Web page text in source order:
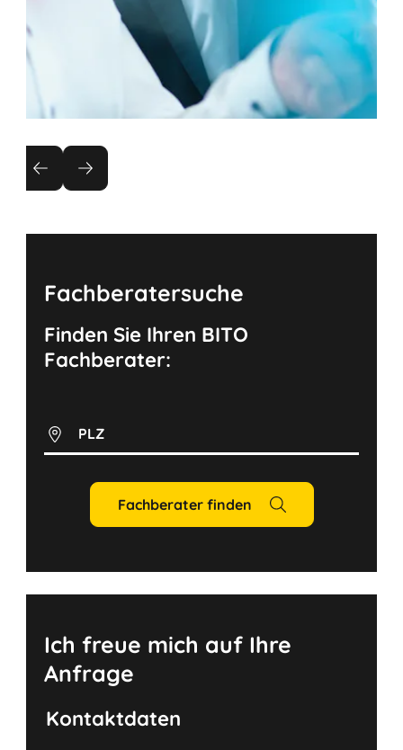
Beratungsservice
Fachberatersuche
Finden Sie Ihren BITO
Fachberater:
PLZ
Fachberater finden
Ich freue mich auf Ihre
Anfrage
Kontaktdaten